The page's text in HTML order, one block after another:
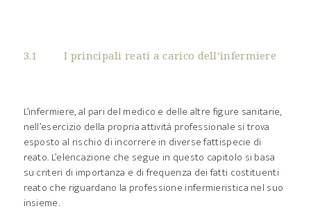
3.1 I principali reati a carico dell’infermiere
L’infermiere, al pari del medico e delle altre figure sanitarie,
nell’esercizio della propria attività professionale si trova
esposto al rischio di incorrere in diverse fattispecie di
reato. L’elencazione che segue in questo capitolo si basa
su criteri di importanza e di frequenza dei fatti costituenti
reato che riguardano la professione infermieristica nel suo
insieme.